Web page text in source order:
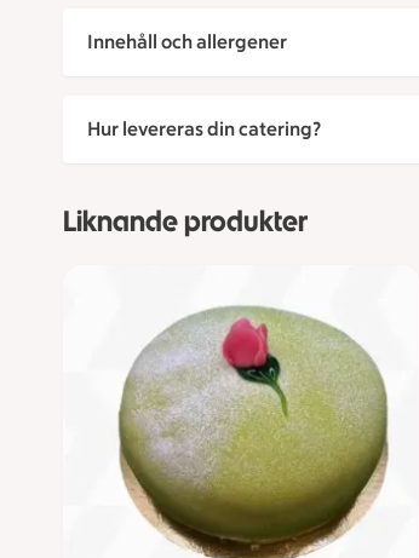
Innehåll och allergener
Hur levereras din catering?
Liknande produkter